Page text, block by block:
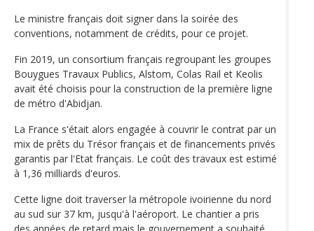
Le ministre français doit signer dans la soirée des
conventions, notamment de crédits, pour ce projet.
Fin 2019, un consortium français regroupant les groupes
Bouygues Travaux Publics, Alstom, Colas Rail et Keolis
avait été choisis pour la construction de la première ligne
de métro d'Abidjan.
La France s'était alors engagée à couvrir le contrat par un
mix de prêts du Trésor français et de financements privés
garantis par l'Etat français. Le coût des travaux est estimé
à 1,36 milliards d'euros.
Cette ligne doit traverser la métropole ivoirienne du nord
au sud sur 37 km, jusqu'à l'aéroport. Le chantier a pris